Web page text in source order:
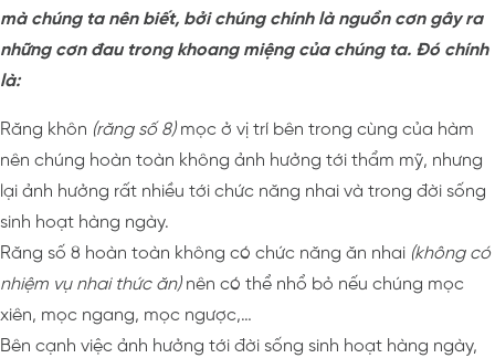
mà chúng ta nên biết, bởi chúng chính là nguồn cơn gây ra
những cơn đau trong khoang miệng của chúng ta. Đó chính
là:
Răng khôn (răng số 8)mọc ở vị trí bên trong cùng của hàm
nên chúng hoàn toàn không ảnh hưởng tới thẩm mỹ, nhưng
lại ảnh hưởng rất nhiều tới chức năng nhai và trong đời sống
sinh hoạt hàng ngày.
Răng số 8 hoàn toàn không có chức năng ăn nhai (không có
nhiệm vụ nhai thức ăn)nên có thể nhổ bỏ nếu chúng mọc
xiên, mọc ngang, mọc ngược,…
Bên cạnh việc ảnh hưởng tới đời sống sinh hoạt hàng ngày,